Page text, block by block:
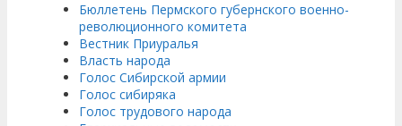
Бюллетень Пермского губернского военно-
революционного комитета
Вестник Приуралья
Власть народа
Голос Сибирской армии
Голос сибиряка
Голос трудового народа